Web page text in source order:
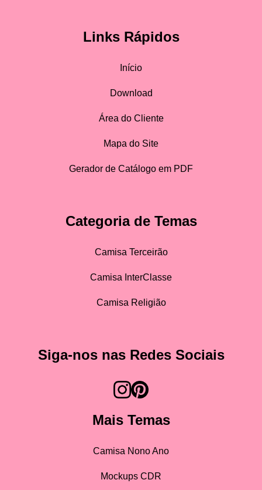
Links Rápidos
Início
Download
Área do Cliente
Mapa do Site
Gerador de Catálogo em PDF
Categoria de Temas
Camisa Terceirão
Camisa InterClasse
Camisa Religião
Siga-nos nas Redes Sociais
Mais Temas
Camisa Nono Ano
Mockups CDR